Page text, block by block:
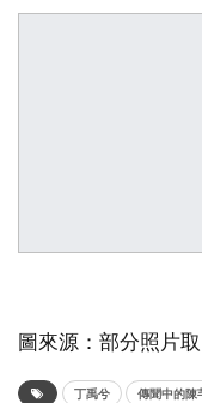
圖來源：部分照片
丁禹兮 傳聞中的陳